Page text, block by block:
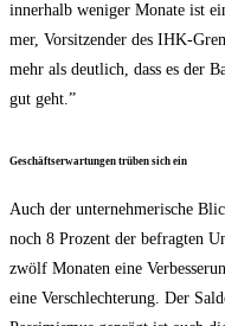
inner­halb weni­ger Mona­te ist
mer, Vor­sit­zen­der des IHK-
mehr als deut­lich, dass es der
gut geht.”
Geschäfts­er­war­tun­gen trü­ben sich ein
Auch der unter­neh­me­ri­sche
noch 8 Pro­zent der befrag­ten
zwölf Mona­ten eine
eine Ver­schlech­te­rung. Der